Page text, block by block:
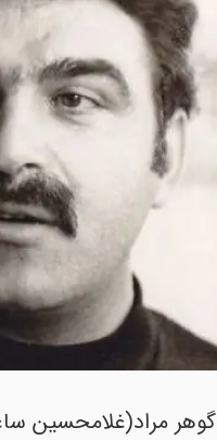
گوهر مراد(غلامحسین